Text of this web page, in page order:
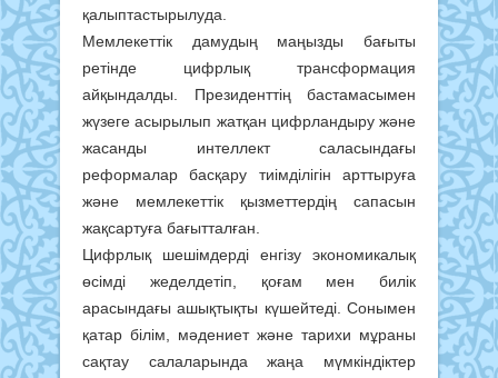
қалыптастырылуда.
Мемлекеттік дамудың маңызды бағыты
ретінде цифрлық трансформация
айқындалды. Президенттің бастамасымен
жүзеге асырылып жатқан цифрландыру және
жасанды интеллект саласындағы
реформалар басқару тиімділігін арттыруға
және мемлекеттік қызметтердің сапасын
жақсартуға бағытталған.
Цифрлық шешімдерді енгізу экономикалық
өсімді жеделдетіп, қоғам мен билік
арасындағы ашықтықты күшейтеді. Сонымен
қатар білім, мәдениет және тарихи мұраны
сақтау салаларында жаңа мүмкіндіктер